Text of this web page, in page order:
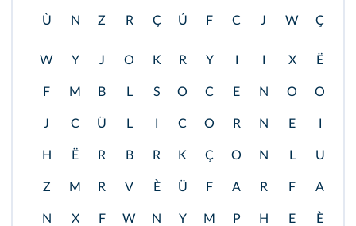
Ù N Z R Ç Ú F C J W Ç
W Y J O K R Y X Ë
F M B L S O C E N O O
J C Ü L C O R N E
H Ë R B R K Ç O N L U
Z M R V È Ü F A R F A
N X F W N Y M P H E È